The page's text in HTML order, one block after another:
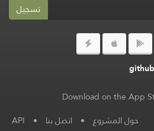
تسجيل
حول المشروع • اتصل بنا •
API